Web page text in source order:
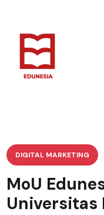
DIGITAL MARKETING
MoU
Universitas